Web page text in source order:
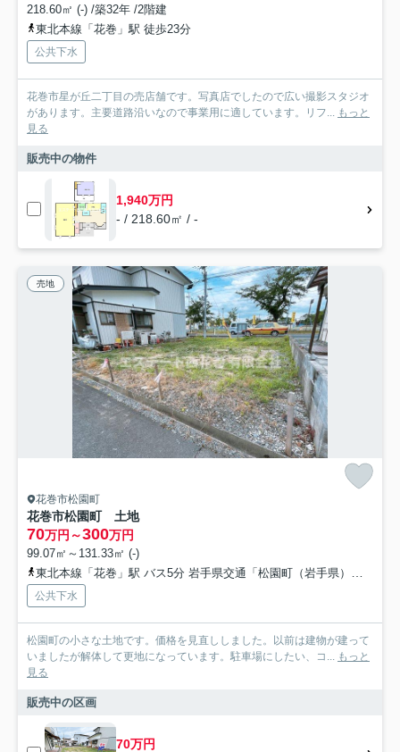
218.60㎡ (-) /築32年 /2階建
東北本線「花巻」駅 徒歩23分
公共下水
花巻市星が丘二丁目の売店舗です。写真店でしたので広い撮影スタジオ
があります。主要道路沿いなので事業用に適しています。リフ... もっと
見る
販売中の物件
1,940万円
- / 218.60㎡ / -
売地
花巻市松園町
花巻市松園町 土地
70万円～300万円
99.07㎡～131.33㎡ (-)
東北本線「花巻」駅 バス5分 岩手県交通「松園町（岩手県）」 停歩2分
公共下水
松園町の小さな土地です。価格を見直ししました。以前は建物が建って
いましたが解体して更地になっています。駐車場にしたい、コ... もっと
見る
販売中の区画
70万円